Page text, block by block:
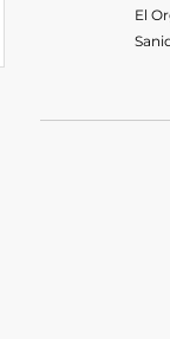
El